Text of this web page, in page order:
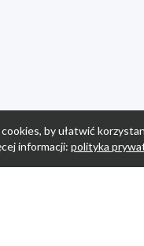
by ułatwić
informacji: polityka